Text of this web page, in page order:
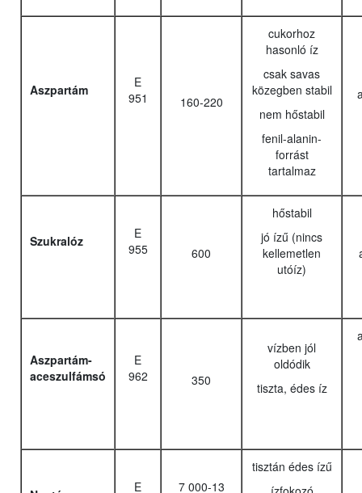
Aszpartám
E
951
160-220
cukorhoz
hasonló íz
csak savas
közegben stabil
nem hőstabil
fenil-alanin-
forrást
tartalmaz
Szukralóz
E
955
600
hőstabil
jó ízű (nincs
kellemetlen
utóíz)
Aszpartám-
aceszulfámsó
E
962
350
vízben jól
oldódik
tiszta, édes íz
E 7 000-13
tisztán édes ízű